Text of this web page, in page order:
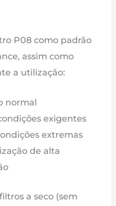
P08 como padrão
assim como
a utilização:
normal
exigentes
extremas
de alta
a seco (sem